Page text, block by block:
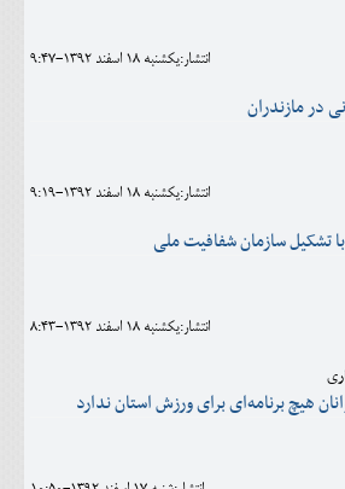
انتشار:يکشنبه 18 اسفند 1392-9:47
در مازندران
انتشار:يکشنبه 18 اسفند 1392-9:19
تشکیل سازمان شفافیت ملی
انتشار:يکشنبه 18 اسفند 1392-8:43
هیچ برنامه‌ای برای ورزش استان ندارد